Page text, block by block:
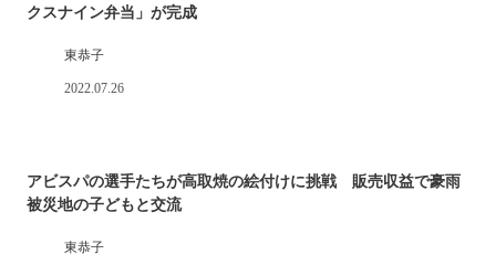
クスナイン弁当」が完成
東恭子
2022.07.26
アビスパの選手たちが高取焼の絵付けに挑戦 販売収益で豪雨
被災地の子どもと交流
東恭子